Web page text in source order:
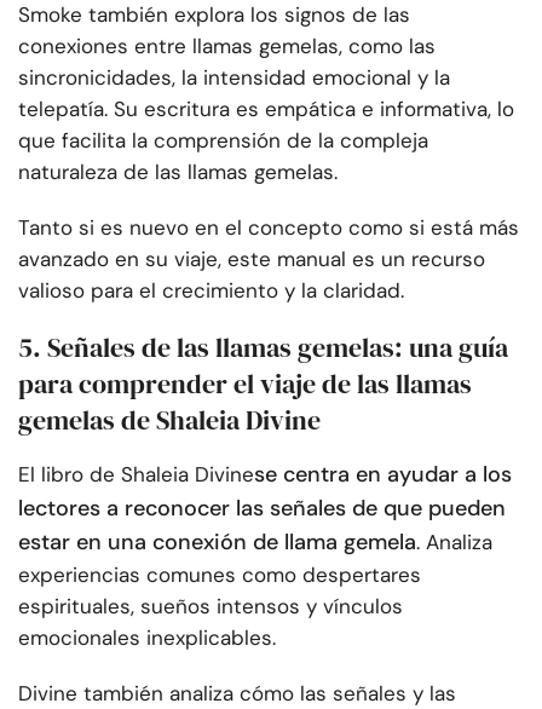
Smoke también explora los signos de las
conexiones entre llamas gemelas, como las
sincronicidades, la intensidad emocional y la
telepatía. Su escritura es empática e informativa, lo
que facilita la comprensión de la compleja
naturaleza de las llamas gemelas.
Tanto si es nuevo en el concepto como si está más
avanzado en su viaje, este manual es un recurso
valioso para el crecimiento y la claridad.
5. Señales de las llamas gemelas: una guía
para comprender el viaje de las llamas
gemelas de Shaleia Divine
El libro de Shaleia Divinese centra en ayudar a los
lectores a reconocer las señales de que pueden
estar en una conexión de llama gemela. Analiza
experiencias comunes como despertares
espirituales, sueños intensos y vínculos
emocionales inexplicables.
Divine también analiza cómo las señales y las